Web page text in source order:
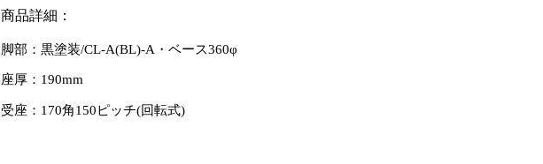
商品詳細：
脚部：黒塗装/CL-A(BL)-A・ベース360φ
座厚：190mm
受座：170角150ピッチ(回転式)